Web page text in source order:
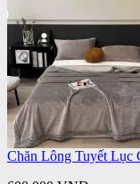
Chăn Lông Tuyết Lục